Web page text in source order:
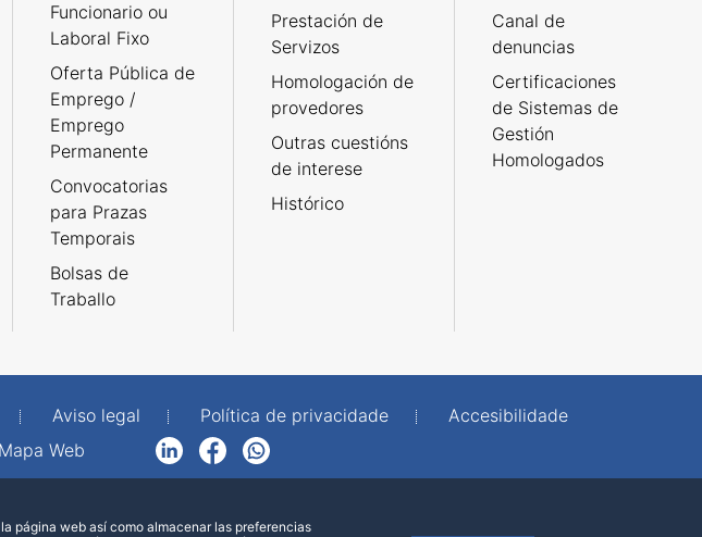
Funcionario ou
Laboral Fixo
Oferta Pública de
Emprego /
Emprego
Permanente
Convocatorias
para Prazas
Temporais
Bolsas de
Traballo
Prestación de
Servizos
Homologación de
provedores
Outras cuestións
de interese
Histórico
Canal de
denuncias
Certificaciones
de Sistemas de
Gestión
Homologados
Aviso legal Política de privacidade
Accesibilidade
Mapa Web
LinkedInFacebookWhatsApp
página web así como almacenar las preferencias